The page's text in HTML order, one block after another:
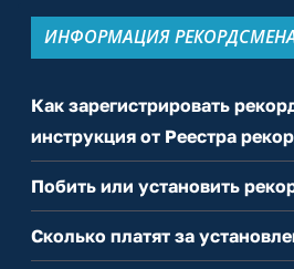
ИНФОРМАЦИЯ
Как зарегистрировать
инструкция от Реестра
Побить или установить
Сколько платят за